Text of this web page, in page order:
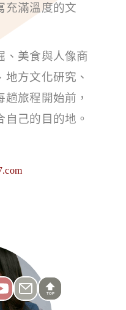
充滿溫度的文
、美食與人像商
方文化研究、
旅程開始前，
己的目的地。
TOP